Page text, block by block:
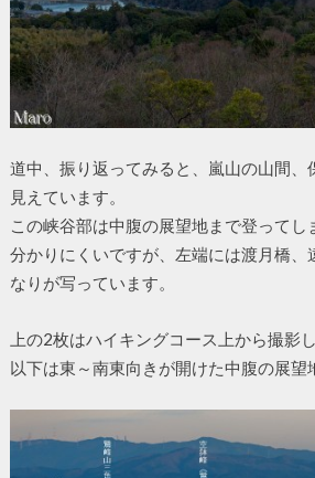
道中、振り返ってみると、嵐山の山間、
見えています。
この峡谷部は中腹の展望地まで登ってし
分かりにくいですが、左端には渡月橋、
なりが写っています。
上の2枚はハイキングコース上から撮影
以下は東～南東向きが開けた中腹の展望